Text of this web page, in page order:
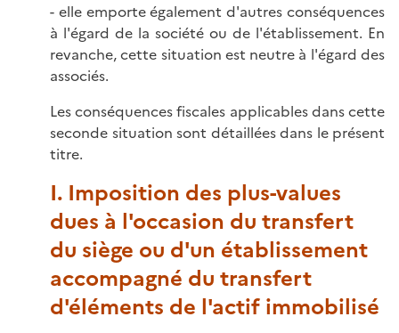
- elle emporte également d'autres conséquences
à l'égard de la société ou de l'établissement. En
revanche, cette situation est neutre à l'égard des
associés.
Les conséquences fiscales applicables dans cette
seconde situation sont détaillées dans le présent
titre.
I. Imposition des plus-values
dues à l'occasion du transfert
du siège ou d'un établissement
accompagné du transfert
d'éléments de l'actif immobilisé